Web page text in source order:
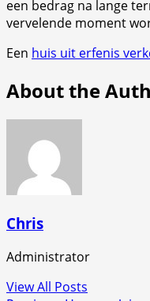
een bedrag na lange
vervelende moment
Een huis uit erfenis
About the
Chris
Administrator
View All Posts